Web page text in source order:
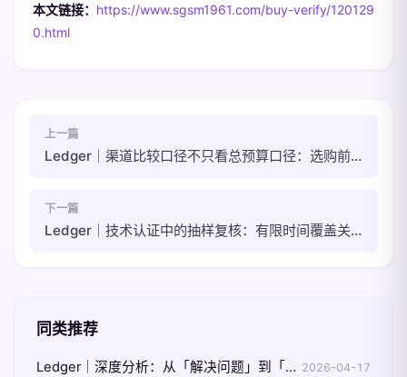
本文链接： https://www.sgsm1961.com/buy-verify/120129
0.html
上一篇
Ledger｜渠道比较口径不只看总预算口径：选购前的三层成本核算法
下一篇
Ledger｜技术认证中的抽样复核：有限时间覆盖关键风险点
同类推荐
Ledger｜深度分析：从「解决问题」到「设计不易出错的流程」 2026-04-17